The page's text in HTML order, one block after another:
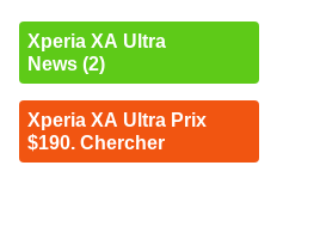
Xperia XA Ultra
News (2)
Xperia XA Ultra Prix
$190. Chercher